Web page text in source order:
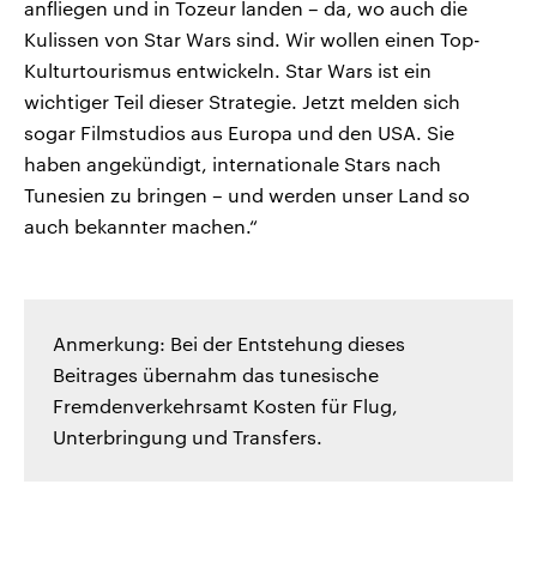
anfliegen und in Tozeur landen – da, wo auch die
Kulissen von Star Wars sind. Wir wollen einen Top-
Kulturtourismus entwickeln. Star Wars ist ein
wichtiger Teil dieser Strategie. Jetzt melden sich
sogar Filmstudios aus Europa und den USA. Sie
haben angekündigt, internationale Stars nach
Tunesien zu bringen – und werden unser Land so
auch bekannter machen.“
Anmerkung: Bei der Entstehung dieses
Beitrages übernahm das tunesische
Fremdenverkehrsamt Kosten für Flug,
Unterbringung und Transfers.